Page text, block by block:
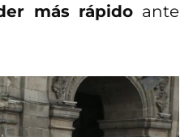
más rápido ante